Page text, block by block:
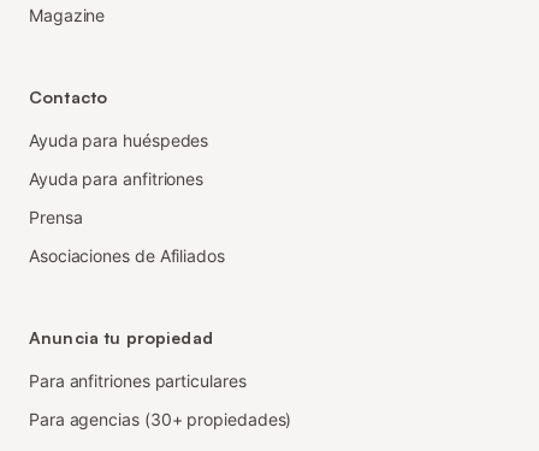
Magazine
Contacto
Ayuda para huéspedes
Ayuda para anfitriones
Prensa
Asociaciones de Afiliados
Anuncia tu propiedad
Para anfitriones particulares
Para agencias (30+ propiedades)